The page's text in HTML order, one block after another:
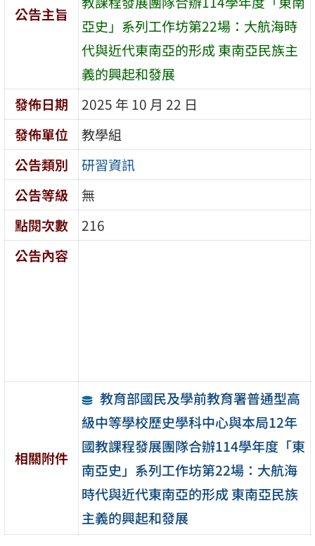
公告主旨
亞史」系列工作坊第22場：大航海時
代與近代東南亞的形成 東南亞民族主
義的興起和發展
發佈日期
2025 年 10 月 22 日
發佈單位
教學組
公告類別
研習資訊
公告等級
無
點閱次數
216
公告內容
相關附件
教育部國民及學前教育署普通型高
級中等學校歷史學科中心與本局12年
國教課程發展團隊合辦114學年度「東
南亞史」系列工作坊第22場：大航海
時代與近代東南亞的形成 東南亞民族
主義的興起和發展